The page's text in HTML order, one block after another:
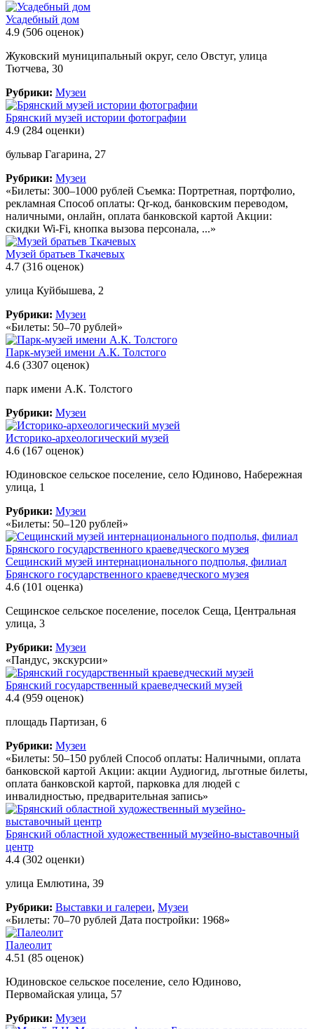
Усадебный дом
4.9 (506 оценок)
Жуковский муниципальный округ, село Овстуг, улица
Тютчева, 30
Рубрики: Музеи
Брянский музей истории фотографии
4.9 (284 оценки)
бульвар Гагарина, 27
Рубрики: Музеи
«Билеты: 300–1000 рублей Съемка: Портретная, портфолио,
рекламная Способ оплаты: Qr-код, банковским переводом,
наличными, онлайн, оплата банковской картой Акции:
скидки Wi-Fi, кнопка вызова персонала, ...»
Музей братьев Ткачевых
4.7 (316 оценок)
улица Куйбышева, 2
Рубрики: Музеи
«Билеты: 50–70 рублей»
Парк-музей имени А.К. Толстого
4.6 (3307 оценок)
парк имени А.К. Толстого
Рубрики: Музеи
Историко-археологический музей
4.6 (167 оценок)
Юдиновское сельское поселение, село Юдиново, Набережная
улица, 1
Рубрики: Музеи
«Билеты: 50–120 рублей»
Сещинский музей интернационального подполья, филиал
Брянского государственного краеведческого музея
4.6 (101 оценка)
Сещинское сельское поселение, поселок Сеща, Центральная
улица, 3
Рубрики: Музеи
«Пандус, экскурсии»
Брянский государственный краеведческий музей
4.4 (959 оценок)
площадь Партизан, 6
Рубрики: Музеи
«Билеты: 50–150 рублей Способ оплаты: Наличными, оплата
банковской картой Акции: акции Аудиогид, льготные билеты,
оплата банковской картой, парковка для людей с
инвалидностью, предварительная запись»
Брянский областной художественный музейно-выставочный
центр
4.4 (302 оценки)
улица Емлютина, 39
Рубрики: Выставки и галереи, Музеи
«Билеты: 70–70 рублей Дата постройки: 1968»
Палеолит
4.51 (85 оценок)
Юдиновское сельское поселение, село Юдиново,
Первомайская улица, 57
Рубрики: Музеи